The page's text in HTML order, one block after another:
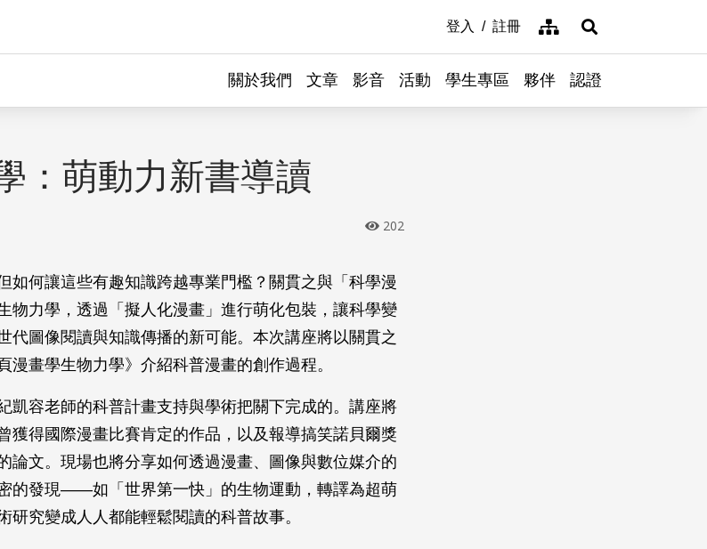
登入 註冊 網站導覽展開搜尋
關於我們 文章 影音 活動 學生專區 夥伴 認證
：萌動力新書導讀
202
如何讓這些有趣知識跨越專業門檻？關貫之與「科學漫
物力學，透過「擬人化漫畫」進行萌化包裝，讓科學變
代圖像閱讀與知識傳播的新可能。本次講座將以關貫之
漫畫學生物力學》介紹科普漫畫的創作過程。
凱容老師的科普計畫支持與學術把關下完成的。講座將
獲得國際漫畫比賽肯定的作品，以及報導搞笑諾貝爾獎
論文。現場也將分享如何透過漫畫、圖像與數位媒介的
的發現——如「世界第一快」的生物運動，轉譯為超萌
研究變成人人都能輕鬆閱讀的科普故事。